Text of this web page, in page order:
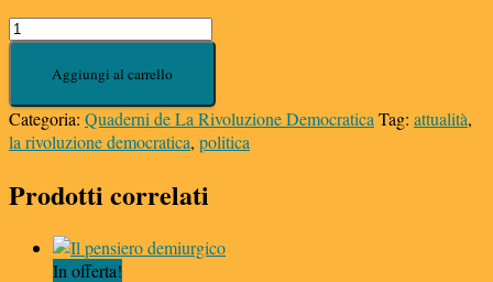
L'espiazione
democratica.
italiana:
2017-
quantità
Aggiungi al carrello
Categoria: Quaderni de La Rivoluzione Democratica Tag: attualità,
la rivoluzione democratica, politica
Prodotti correlati
In offerta!